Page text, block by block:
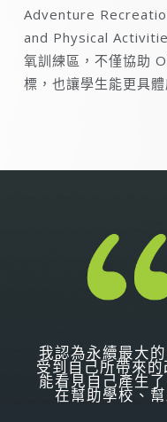
Adventure
and Physical
氧訓練區，不僅協助
標，也讓學生能更具
我認為永續最大
受到自己所帶來
能看見自己產生
在幫助學校、